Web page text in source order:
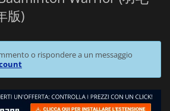
版)
o rispondere a un messaggio